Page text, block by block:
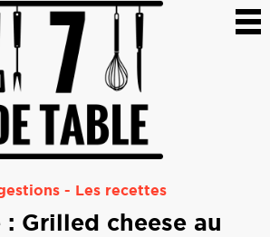
- Les recettes
: Grilled cheese au